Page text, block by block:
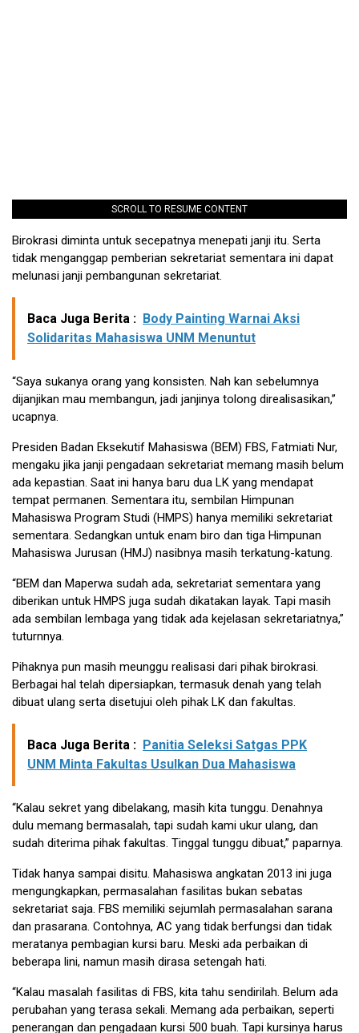
SCROLL TO RESUME CONTENT
Birokrasi diminta untuk secepatnya menepati janji itu. Serta
tidak menganggap pemberian sekretariat sementara ini dapat
melunasi janji pembangunan sekretariat.
Baca Juga Berita : Body Painting Warnai Aksi
Solidaritas Mahasiswa UNM Menuntut
“Saya sukanya orang yang konsisten. Nah kan sebelumnya
dijanjikan mau membangun, jadi janjinya tolong direalisasikan,”
ucapnya.
Presiden Badan Eksekutif Mahasiswa (BEM) FBS, Fatmiati Nur,
mengaku jika janji pengadaan sekretariat memang masih belum
ada kepastian. Saat ini hanya baru dua LK yang mendapat
tempat permanen. Sementara itu, sembilan Himpunan
Mahasiswa Program Studi (HMPS) hanya memiliki sekretariat
sementara. Sedangkan untuk enam biro dan tiga Himpunan
Mahasiswa Jurusan (HMJ) nasibnya masih terkatung-katung.
“BEM dan Maperwa sudah ada, sekretariat sementara yang
diberikan untuk HMPS juga sudah dikatakan layak. Tapi masih
ada sembilan lembaga yang tidak ada kejelasan sekretariatnya,”
tuturnnya.
Pihaknya pun masih meunggu realisasi dari pihak birokrasi.
Berbagai hal telah dipersiapkan, termasuk denah yang telah
dibuat ulang serta disetujui oleh pihak LK dan fakultas.
Baca Juga Berita : Panitia Seleksi Satgas PPK
UNM Minta Fakultas Usulkan Dua Mahasiswa
“Kalau sekret yang dibelakang, masih kita tunggu. Denahnya
dulu memang bermasalah, tapi sudah kami ukur ulang, dan
sudah diterima pihak fakultas. Tinggal tunggu dibuat,” paparnya.
Tidak hanya sampai disitu. Mahasiswa angkatan 2013 ini juga
mengungkapkan, permasalahan fasilitas bukan sebatas
sekretariat saja. FBS memiliki sejumlah permasalahan sarana
dan prasarana. Contohnya, AC yang tidak berfungsi dan tidak
meratanya pembagian kursi baru. Meski ada perbaikan di
beberapa lini, namun masih dirasa setengah hati.
“Kalau masalah fasilitas di FBS, kita tahu sendirilah. Belum ada
perubahan yang terasa sekali. Memang ada perbaikan, seperti
penerangan dan pengadaan kursi 500 buah. Tapi kursinya harus